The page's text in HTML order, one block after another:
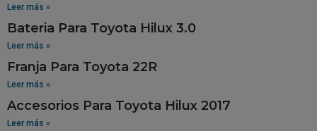
Leer más »
Bateria Para Toyota Hilux 3.0
Leer más »
Franja Para Toyota 22R
Leer más »
Accesorios Para Toyota Hilux 2017
Leer más »